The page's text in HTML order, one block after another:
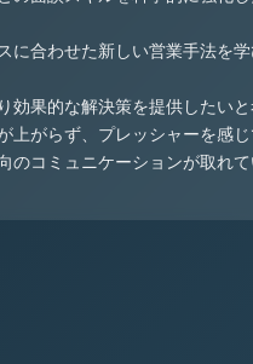
に合わせた新しい営業手法を
果的な解決策を提供したいと
がらず、プレッシャーを感じ
のコミュニケーションが取れ